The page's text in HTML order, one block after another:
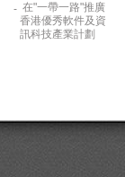
- 在"一帶一路"推廣
香港優秀軟件及資
訊科技產業計劃